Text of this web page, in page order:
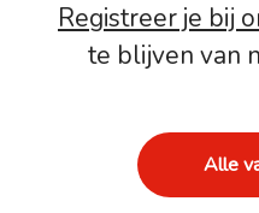
Registreer je bij
te blijven van
Alle